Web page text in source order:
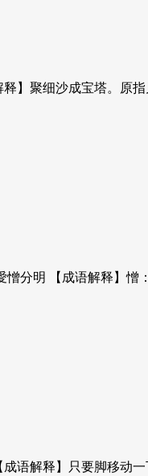
】聚细沙成宝塔。原
分明 【成语解释】
语解释】只要脚移动